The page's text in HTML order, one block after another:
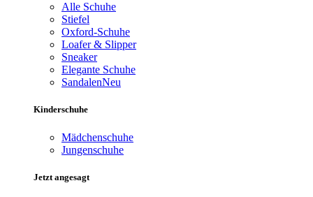
Alle Schuhe
Stiefel
Oxford-Schuhe
Loafer & Slipper
Sneaker
Elegante Schuhe
SandalenNeu
Kinderschuhe
Mädchenschuhe
Jungenschuhe
Jetzt angesagt